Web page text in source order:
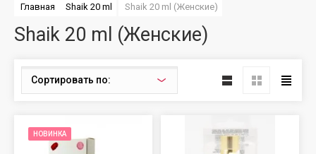
Главная Shaik 20 ml Shaik 20 ml (Женские)
Shaik 20 ml (Женские)
Сортировать по:
НОВИНКА